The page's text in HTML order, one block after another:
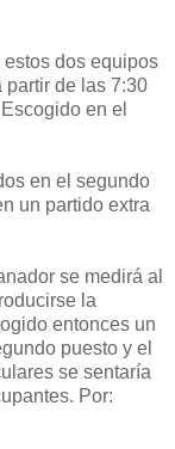
dos equipos
partir de las 7:30
en el
en el segundo
un partido extra
se medirá al
la
entonces un
puesto y el
se sentaría
Por: